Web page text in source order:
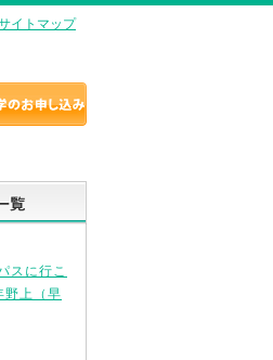
イトマップ
スに行こ
野上（早